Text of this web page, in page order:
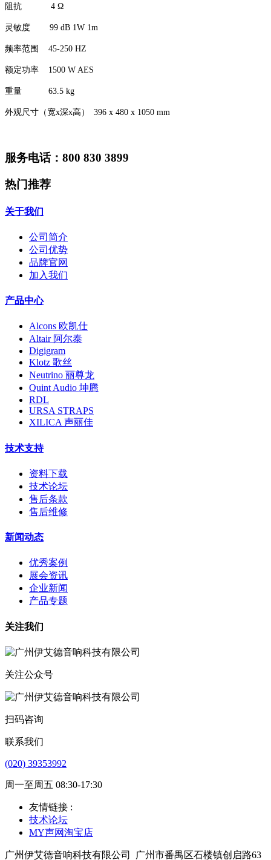
阻抗 4 Ω
灵敏度 99 dB 1W 1m
频率范围 45-250 HZ
额定功率 1500 W AES
重量 63.5 kg
外观尺寸（宽x深x高） 396 x 480 x 1050 mm
服务电话：800 830 3899
热门推荐
关于我们
公司简介
公司优势
品牌官网
加入我们
产品中心
Alcons 欧凯仕
Altair 阿尔泰
Digigram
Klotz 歌丝
Neutrino 丽尊龙
Quint Audio 坤腾
RDL
URSA STRAPS
XILICA 声丽佳
技术支持
资料下载
技术论坛
售后条款
售后维修
新闻动态
优秀案例
展会资讯
企业新闻
产品专题
关注我们
关注公众号
扫码咨询
联系我们
(020) 39353992
周一至周五 08:30-17:30
友情链接 :
技术论坛
MY声网淘宝店
广州伊艾德音响科技有限公司 广州市番禺区石楼镇创启路63